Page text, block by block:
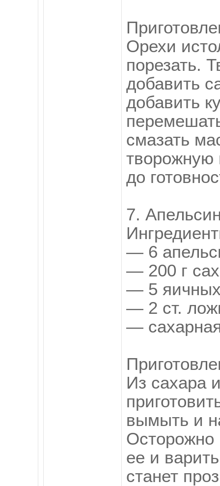
Орехи
порезать.
добавить
добавить
смазать
творожную
до
7.
— 6
— 200 г
— 5
— 2 ст.
—
Из сахара
вымыть и
Осторожно
ее и
станет